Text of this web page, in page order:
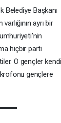
Belediye Başkanı
ayrı bir
hiçbir parti
O gençler kendi
gençlere